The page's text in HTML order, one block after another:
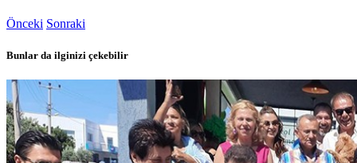
Önceki Sonraki
Bunlar da ilginizi çekebilir